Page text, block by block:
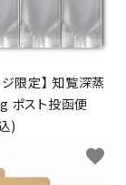
限定】 知覧深蒸
ポスト投函便
)
favorite